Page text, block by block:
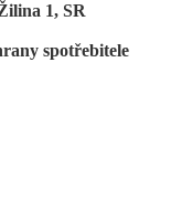
1, SR
spotřebitele